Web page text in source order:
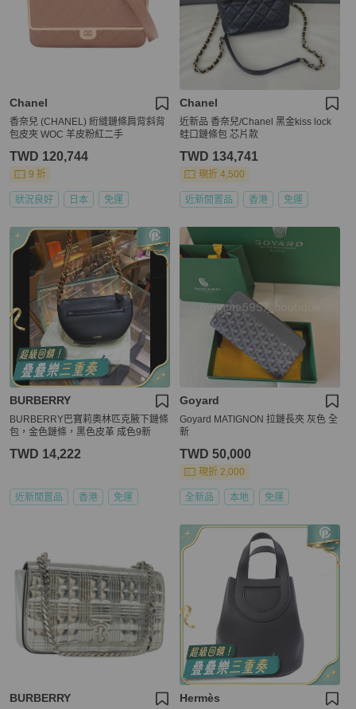
Chanel
香奈兒 (CHANEL) 絎縫鏈條肩背斜背
包皮夾 WOC 羊皮粉紅二手
TWD 120,744
9 折
狀況良好 日本 免運
Chanel
近新品 香奈兒/Chanel 黑金kiss lock
蛙口鏈條包 芯片款
TWD 134,741
現折 4,500
近新閒置品 香港 免運
BURBERRY
BURBERRY巴寶莉奧林匹克腋下鏈條
包，金色鏈條，黑色皮革 成色9新
TWD 14,222
近新閒置品 香港 免運
Goyard
Goyard MATIGNON 拉鏈長夾 灰色 全
新
TWD 50,000
現折 2,000
全新品 本地 免運
BURBERRY Hermès